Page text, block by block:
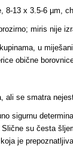
8-13 x 3.5-6 µm,
miris nije
u
obične
ali se smatra
sigurnu
su česta
, koja je